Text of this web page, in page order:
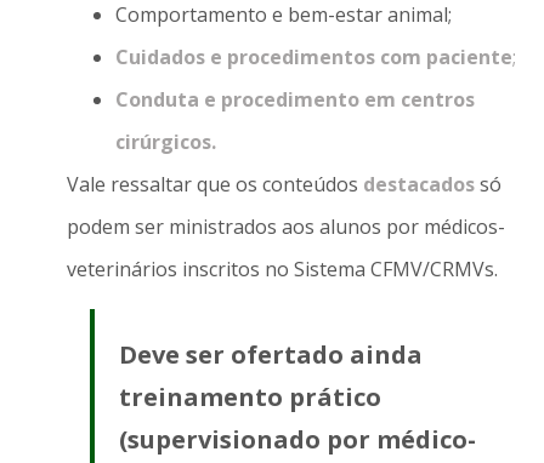
Comportamento e bem-estar animal;
Cuidados e procedimentos com paciente;
Conduta e procedimento em centros
cirúrgicos.
Vale ressaltar que os conteúdos destacadossó
podem ser ministrados aos alunos por médicos-
veterinários inscritos no Sistema CFMV/CRMVs.
Deve ser ofertado ainda
treinamento prático
(supervisionado por médico-